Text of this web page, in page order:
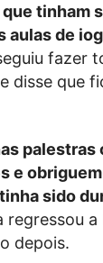
tinham
de
fazer
disse que
palestras
sido
regressou
depois.